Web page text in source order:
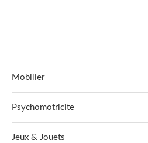
Mobilier
Psychomotricite
Jeux & Jouets